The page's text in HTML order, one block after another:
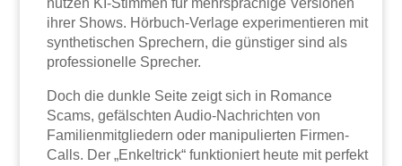
nutzen KI-Stimmen für mehrsprachige Versionen
ihrer Shows. Hörbuch-Verlage experimentieren mit
synthetischen Sprechern, die günstiger sind als
professionelle Sprecher.
Doch die dunkle Seite zeigt sich in Romance
Scams, gefälschten Audio-Nachrichten von
Familienmitgliedern oder manipulierten Firmen-
Calls. Der „Enkeltrick“ funktioniert heute mit perfekt